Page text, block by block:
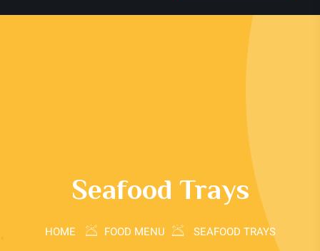
Seafood Trays
HOME FOOD MENU SEAFOOD TRAYS